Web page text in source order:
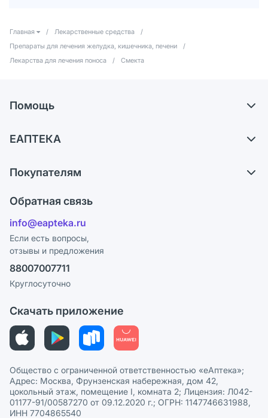
Главная / Лекарственные средства
/
Препараты для лечения желудка, кишечника, печени
/
Лекарства для лечения поноса
/ Смекта
Помощь
Обмен и возврат
Блог
ЕАПТЕКА
Карьера
Поставщики
Лицензия
Реклама на сайте
Ваши товары на ЕАПТЕКЕ
Покупателям
Программа СберСпасибо
Политика конфиденциальности
Пользовательское соглашение
Политика рекомендаций
Этика и соответствие
Политика в отношении обработки персональных данных
Обратная связь
info@eapteka.ru
Если есть вопросы,
отзывы и предложения
88007007711
Круглосуточно
Скачать приложение
Общество с ограниченной ответственностью «еАптека»;
Адрес: Москва, Фрунзенская набережная, дом 42,
цокольный этаж, помещение I, комната 2; Лицензия: Л042-
01177-91/00587270 от 09.12.2020 г.; ОГРН: 1147746631988,
ИНН 7704865540